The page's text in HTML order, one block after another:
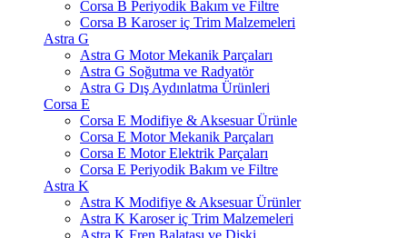
Corsa B Periyodik Bakım ve Filtre
Corsa B Karoser iç Trim Malzemeleri
Astra G
Astra G Motor Mekanik Parçaları
Astra G Soğutma ve Radyatör
Astra G Dış Aydınlatma Ürünleri
Corsa E
Corsa E Modifiye & Aksesuar Ürünle
Corsa E Motor Mekanik Parçaları
Corsa E Motor Elektrik Parçaları
Corsa E Periyodik Bakım ve Filtre
Astra K
Astra K Modifiye & Aksesuar Ürünler
Astra K Karoser iç Trim Malzemeleri
Astra K Fren Balatası ve Diski